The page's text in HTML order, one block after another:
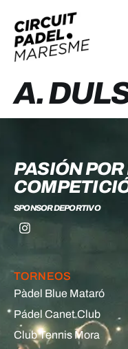
A.
PASIÓN
SPONSOR DEPORTIVO
TORNEOS
Pàdel Blue Mataró
Pádel Canet Club
Club Tennis Mora